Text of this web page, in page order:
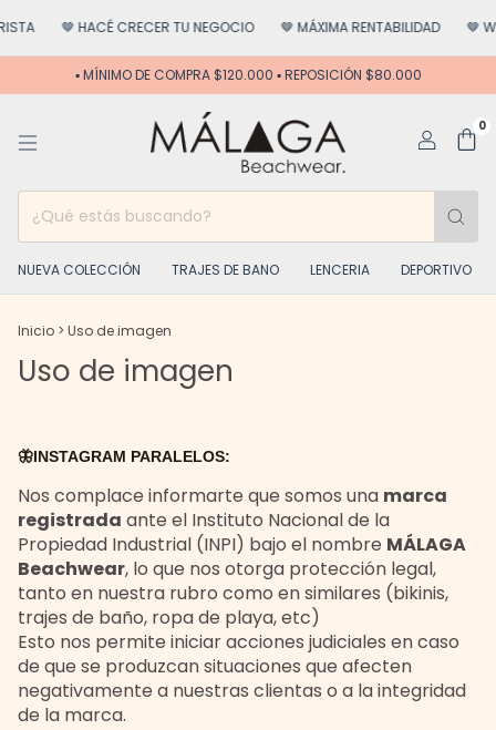
🤎 HACÉ CRECER TU NEGOCIO 🤎 MÁXIMA RENTABILIDAD 🤎
▪️ MÍNIMO DE COMPRA $120.000 ▪️ REPOSICIÓN $80.000
0
NUEVA COLECCIÓN TRAJES DE BANO LENCERIA DEPORTIVO
Inicio > Uso de imagen
Uso de imagen
🦋INSTAGRAM PARALELOS:
Nos complace informarte que somos una marca
registrada ante el Instituto Nacional de la
Propiedad Industrial (INPI) bajo el nombre MÁLAGA
Beachwear, lo que nos otorga protección legal,
tanto en nuestra rubro como en similares (bikinis,
trajes de baño, ropa de playa, etc)
Esto nos permite iniciar acciones judiciales en caso
de que se produzcan situaciones que afecten
negativamente a nuestras clientas o a la integridad
de la marca.